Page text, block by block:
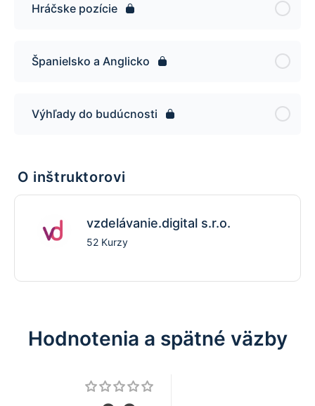
Hráčske pozície
Španielsko a Anglicko
Výhľady do budúcnosti
O inštruktorovi
vzdelávanie.digital s.r.o.
52 Kurzy
Hodnotenia a spätné väzby